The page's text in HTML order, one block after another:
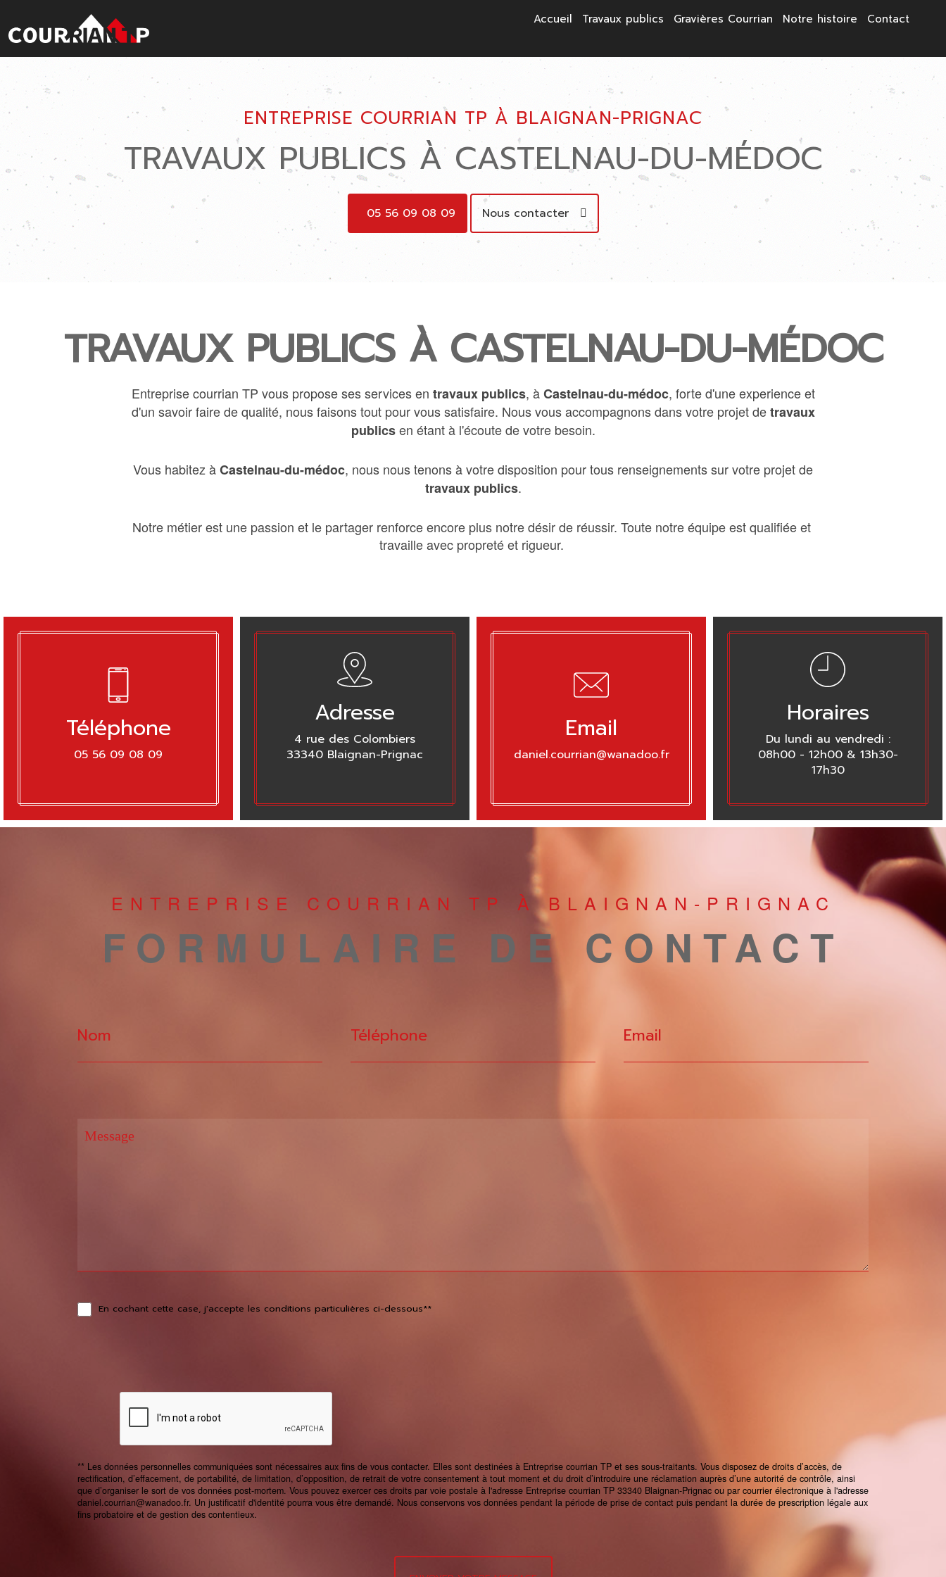
Accueil Travaux publics Gravières Courrian Notre histoire Contact
ENTREPRISE COURRIAN TP À BLAIGNAN-PRIGNAC
TRAVAUX PUBLICS À CASTELNAU-DU-MÉDOC
05 56 09 08 09 Nous contacter
TRAVAUX PUBLICS À CASTELNAU-DU-MÉDOC
Entreprise courrian TP vous propose ses services en travaux publics, àCastelnau-du-médoc, forte d'une experience et
d'un savoir faire de qualité, nous faisons tout pour vous satisfaire. Nous vous accompagnons dans votre projet detravaux
publicsen étant à l'écoute de votre besoin.
Vous habitez àCastelnau-du-médoc, nous nous tenons à votre disposition pour tous renseignements sur votre projet de
travaux publics.
Notre métier est une passion et le partager renforce encore plus notre désir de réussir. Toute notre équipe est qualifiée et
travaille avec propreté et rigueur.
Téléphone
05 56 09 08 09
Adresse
4 rue des Colombiers
33340 Blaignan-Prignac
Email
daniel.courrian@wanadoo.fr
Horaires
Du lundi au vendredi :
08h00 - 12h00 & 13h30-
17h30
ENTREPRISE COURRIAN TP À BLAIGNAN-PRIGNAC
FORMULAIRE DE CONTACT
Nom Téléphone Email
En cochant cette case, j'accepte les conditions particulières ci-dessous**
** Les données personnelles communiquées sont nécessaires aux fins de vous contacter. Elles sont destinées à Entreprise courrian TP et ses sous-traitants. Vous disposez de droits d’accès, de
rectification, d’effacement, de portabilité, de limitation, d’opposition, de retrait de votre consentement à tout moment et du droit d’introduire une réclamation auprès d’une autorité de contrôle, ainsi
que d’organiser le sort de vos données post-mortem. Vous pouvez exercer ces droits par voie postale à l'adresse Entreprise courrian TP 33340 Blaignan-Prignac ou par courrier électronique à l'adresse
daniel.courrian@wanadoo.fr. Un justificatif d'identité pourra vous être demandé. Nous conservons vos données pendant la période de prise de contact puis pendant la durée de prescription légale aux
fins probatoire et de gestion des contentieux.